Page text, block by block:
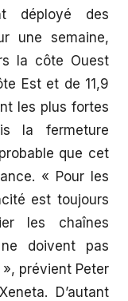
déployé des
une semaine,
la côte Ouest
Est et de 11,9
les plus fortes
la fermeture
que cet
« Pour les
est toujours
les chaînes
ne doivent pas
prévient Peter
D’autant